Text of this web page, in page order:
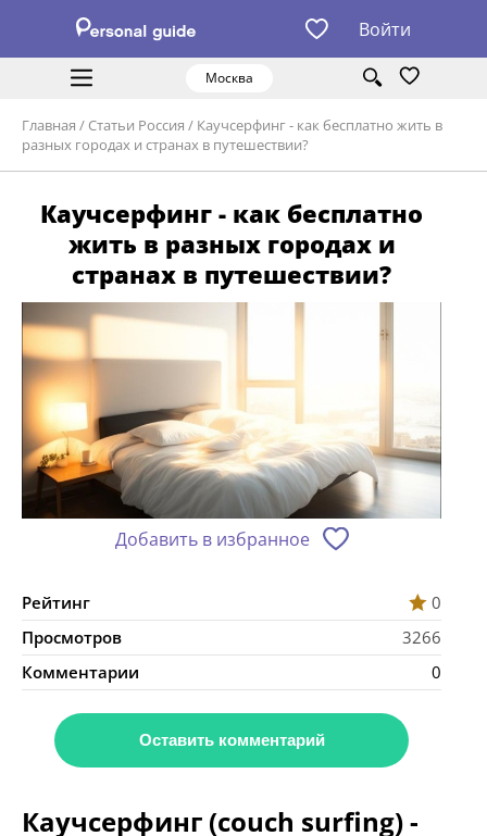
Войти
Москва
Главная / Статьи Россия / Каучсерфинг - как бесплатно жить в
разных городах и странах в путешествии?
Каучсерфинг - как бесплатно
жить в разных городах и
странах в путешествии?
Добавить в избранное
Рейтинг
0
Просмотров
3266
Комментарии
0
Оставить комментарий
Каучсерфинг (couch surfing) -